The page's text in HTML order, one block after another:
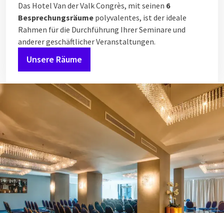
Das Hotel Van der Valk Congrès, mit seinen 6
Besprechungsräume polyvalentes, ist der ideale
Rahmen für die Durchführung Ihrer Seminare und
anderer geschäftlicher Veranstaltungen.
Unsere Räume